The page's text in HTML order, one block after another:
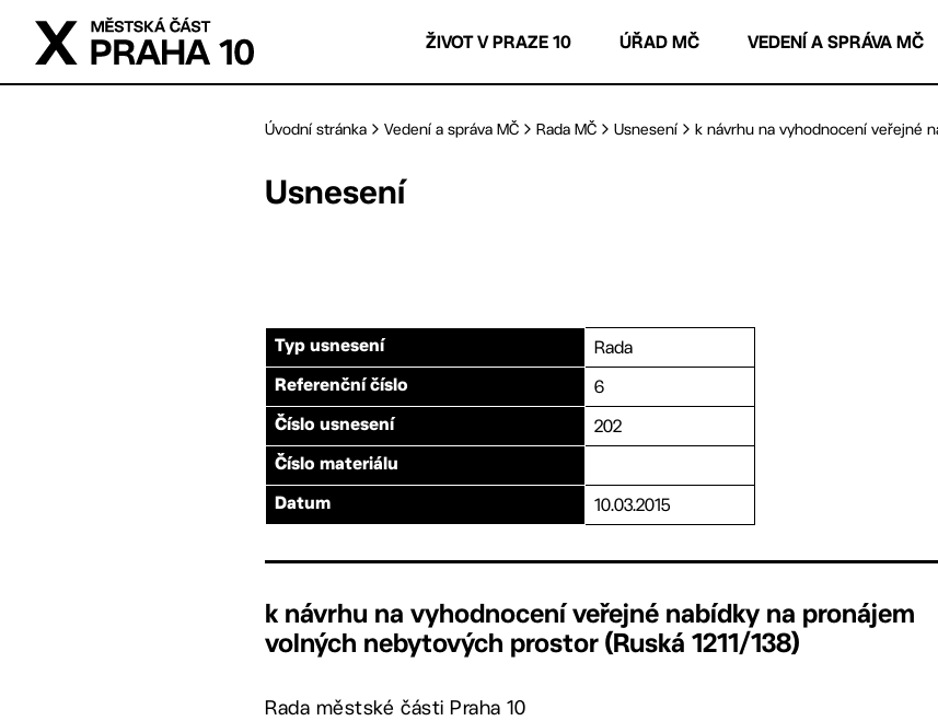
Přejít na hlavní obsah
ŽIVOT V PRAZE 10 ÚŘAD MČ VEDENÍ A SPRÁVA MČ
Úvodní stránka Vedení a správa MČ Rada MČ Usnesení k návrhu na vyhodnocení veřejné
Usnesení
Typ usnesení Rada
Referenční číslo 6
Číslo usnesení 202
Číslo materiálu
Datum 10.03.2015
k návrhu na vyhodnocení veřejné nabídky na pronájem
volných nebytových prostor (Ruská 1211/138)
Rada městské části Praha 10